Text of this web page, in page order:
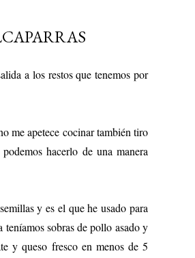
a los restos que tenemos por
me apetece cocinar también tiro
hacerlo de una manera
y es el que he usado para
sobras de pollo asado y
y queso fresco en menos de 5